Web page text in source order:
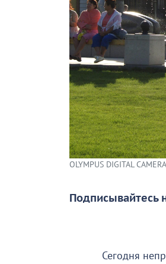
OLYMPUS DIGITAL CAMERA
Подписывайтесь
Сегодня